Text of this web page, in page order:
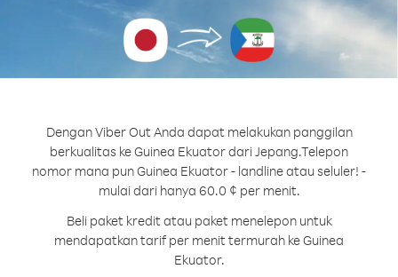
Dengan Viber Out Anda dapat melakukan panggilan
berkualitas ke Guinea Ekuator dari Jepang.Telepon
nomor mana pun Guinea Ekuator - landline atau seluler! -
mulai dari hanya 60.0 ¢ per menit.
Beli paket kredit atau paket menelepon untuk
mendapatkan tarif per menit termurah ke Guinea
Ekuator.